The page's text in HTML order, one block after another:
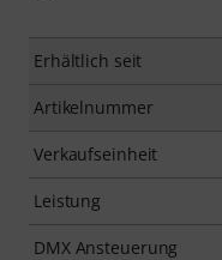
Erhältlich seit
Artikelnummer
Verkaufseinheit
Leistung
DMX Ansteuerung